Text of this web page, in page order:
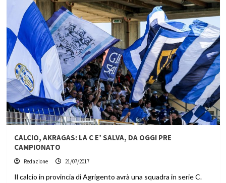
CALCIO, AKRAGAS: LA C E’ SALVA, DA OGGI PRE
CAMPIONATO
Redazione 21/07/2017
Il calcio in provincia di Agrigento avrà una squadra in serie C.